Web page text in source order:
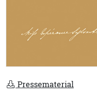
Pressematerial